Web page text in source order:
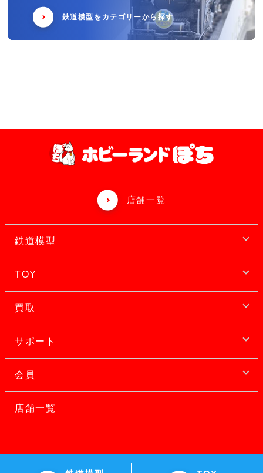
鉄道模型をカテゴリーから探す
店舗一覧
鉄道模型
TOY
買取
サポート
会員
店舗一覧